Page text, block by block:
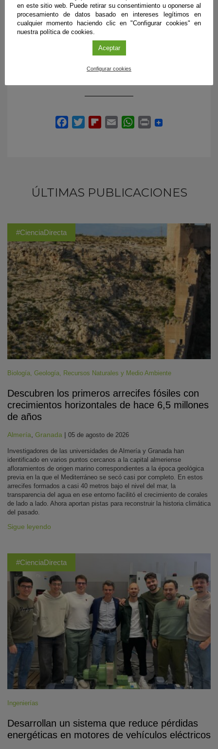
Centro Andaluz de Biología del Desarrollo (CSIC-UPO-
Junta de Andalucía)
Tfnos: 954349384 /660764154
ÚLTIMAS PUBLICACIONES
#CienciaDirecta
Biología, Geología, Recursos Naturales y Medio Ambiente
Descubren los primeros arrecifes fósiles con
crecimientos horizontales de hace 6,5 millones
de años
Almería Granada | 05 de agosto de 2026
Investigadores de las universidades de Almería y Granada han
identificado en varios puntos cercanos a la capital almeriense
afloramientos de origen marino correspondientes a la época geológica
previa en la que el Mediterráneo se secó casi por completo. En estos
arrecifes formados a casi 40 metros bajo el nivel del mar, la
transparencia del agua en ese entorno facilitó el crecimiento de corales
de lado a lado. Ahora aportan pistas para reconstruir la historia climática
del pasado.
Sigue leyendo
#CienciaDirecta
Ingenierías
Desarrollan un sistema que reduce pérdidas
energéticas en motores de vehículos eléctricos
en este sitio web. Puede retirar su consentimiento u oponerse al
procesamiento de datos basado en intereses legítimos en
cualquier momento haciendo clic en "Configurar cookies" en
nuestra política de cookies.
Aceptar
Configurar cookies